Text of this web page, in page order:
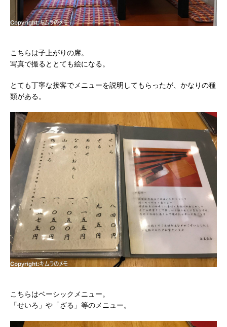
こちらは子上がりの席。
写真で撮るととても絵になる。
とても丁寧な接客でメニューを説明してもらったが、かなりの種
類がある。
こちらはベーシックメニュー。
「せいろ」や「ざる」等のメニュー。